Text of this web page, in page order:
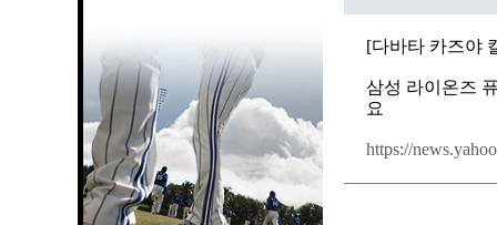
[다바타 카즈야
삼성 라이온즈
요
https://